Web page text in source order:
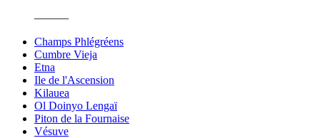
———
Champs Phlégréens
Cumbre Vieja
Etna
Ile de l'Ascension
Kilauea
Ol Doinyo Lengaï
Piton de la Fournaise
Vésuve